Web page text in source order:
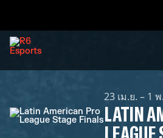
23 เม.ย. – 1
LATIN
LEAGUE